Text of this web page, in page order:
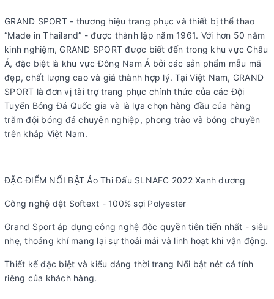
GRAND SPORT - thương hiệu trang phục và thiết bị thể thao
“Made in Thailand” - được thành lập năm 1961. Với hơn 50 năm
kinh nghiệm, GRAND SPORT được biết đến trong khu vực Châu
Á, đặc biệt là khu vực Đông Nam Á bởi các sản phẩm mẫu mã
đẹp, chất lượng cao và giá thành hợp lý. Tại Việt Nam, GRAND
SPORT là đơn vị tài trợ trang phục chính thức của các Đội
Tuyển Bóng Đá Quốc gia và là lựa chọn hàng đầu của hàng
trăm đội bóng đá chuyên nghiệp, phong trào và bóng chuyền
trên khắp Việt Nam.
ĐẶC ĐIỂM NỔI BẬT Áo Thi Đấu SLNAFC 2022 Xanh dương
Công nghệ dệt Softext - 100% sợi Polyester
Grand Sport áp dụng công nghệ độc quyền tiên tiến nhất - siêu
nhẹ, thoáng khí mang lại sự thoải mái và linh hoạt khi vận động.
Thiết kế đặc biệt và kiểu dáng thời trang Nổi bật nét cá tính
riêng của khách hàng.